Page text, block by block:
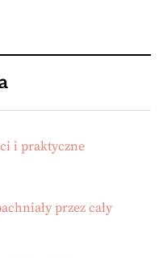
i praktyczne
przez cały